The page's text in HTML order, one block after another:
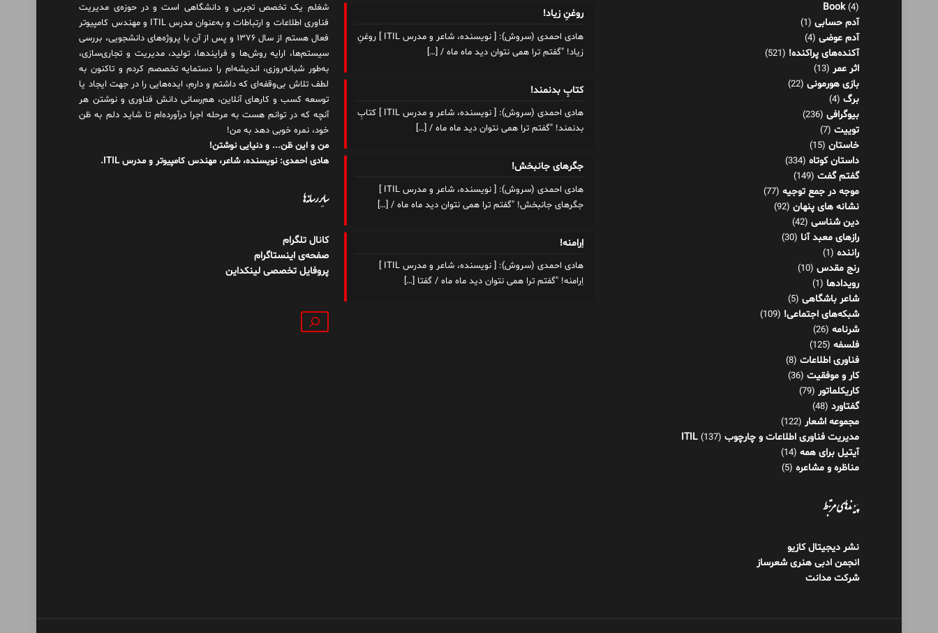
Book(4)
آدم حسابی (1)
آدم عوضی (4)
آکنده‌های پراکنده! (521)
اثر عمر (13)
بازی هورمونی (22)
برگ (4)
بیوگرافی (236)
توییت (7)
خاستان (15)
داستان کوتاه (334)
گفتم گفت (149)
موجه در جمع توجیه (77)
نشانه های پنهان (92)
دین شناسی (42)
رازهای معبد آنا (30)
راننده (1)
رنج مقدس (10)
رویدادها (1)
شاعر باشگاهی (5)
شبکه‌های اجتماعی! (109)
شرنامه (26)
فلسفه (125)
فناوری اطلاعات (8)
کار و موفقیت (36)
کاریکلماتور (79)
گفتاورد (48)
مجموعه اشعار (122)
مدیریت فناوری اطلاعات و چارچوب ITIL (137)
آیتیل برای همه (14)
مناظره و مشاعره (5)
پیوندهای مرتبط
نشر دیجیتال کازیو
انجمن ادبی هنری شعرساز
شرکت مدانت
روغنِ زیاد!
هادی احمدی (سروش): [ نویسنده، شاعر و مدرس ITIL ] روغنِ
زیاد! "گفتم ترا همی نتوان دید ماه ماه / […]
کتابِ بدنمند!
هادی احمدی (سروش): [ نویسنده، شاعر و مدرس ITIL ] کتابِ
بدنمند! "گفتم ترا همی نتوان دید ماه ماه / […]
جگرهای جانبخش!
هادی احمدی (سروش): [ نویسنده، شاعر و مدرس ITIL ]
جگرهای جانبخش! "گفتم ترا همی نتوان دید ماه ماه / […]
اِرامنه!
هادی احمدی (سروش): [ نویسنده، شاعر و مدرس ITIL ]
اِرامنه! "گفتم ترا همی نتوان دید ماه ماه / گفتا […]
شغلم یک تخصص تجربی و دانشگاهی است و در حوزه‌ی مدیریت
فناوری اطلاعات و ارتباطات و به‌عنوان مدرس ITIL و مهندس کامپیوتر
فعال هستم از سال ۱۳۷۶ و پس از آن با پروژه‌های دانشجویی، بررسی
سیستم‌ها، ارایه روش‌ها و فرایندها، تولید، مدیریت و تجاری‌سازی،
به‌طور شبانه‌روزی، اندیشه‌ام را دستمایه تخصصم کردم و تاکنون به
لطف تلاش بی‌وقفه‌ای که داشتم و دارم، اید‌ه‌هایی را در جهت ایجاد یا
توسعه کسب و کارهای آنلاین، هم‌رسانی دانش فناوری و نوشتن هر
آنچه که در توانم هست به مرحله اجرا درآورده‌ام تا شاید دلم به ظن
خود، نمره خوبی دهد به من!
من و این ظن... و دنیایی نوشتن!
هادی احمدی: نویسنده، شاعر، مهندس کامپیوتر و مدرس ITIL.
سایر رسانه‌ها
کانال تلگرام
صفحه‌ی اینستاگرام
پروفایل تخصصی لینکداین
جستجو